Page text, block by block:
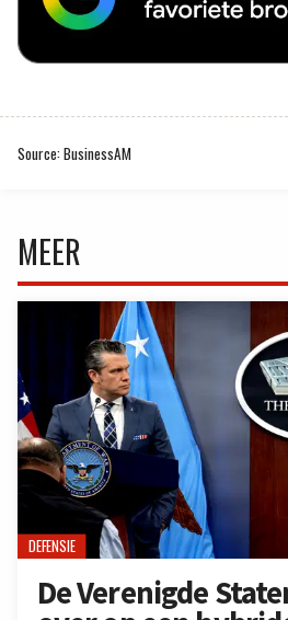
Source: BusinessAM
MEER
DEFENSIE
De Verenigde